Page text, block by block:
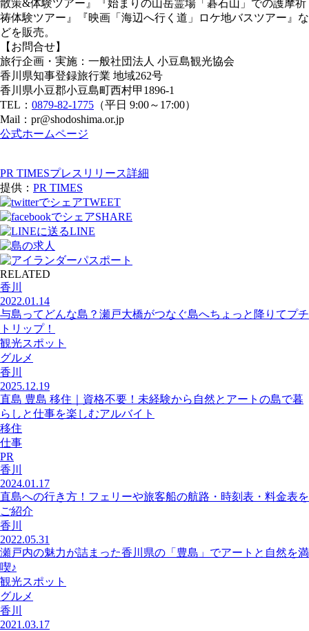
散策&体験ツアー』『始まりの山岳霊場「碁石山」での護摩祈
祷体験ツアー』『映画「海辺へ行く道」ロケ地バスツアー』な
どを販売。
【お問合せ】
旅行企画・実施：一般社団法人 小豆島観光協会
香川県知事登録旅行業 地域262号
香川県小豆郡小豆島町西村甲1896-1
TEL： 0879-82-1775 （平日 9:00～17:00）
Mail：pr@shodoshima.or.jp
公式ホームページ
PR TIMESプレスリリース詳細
提供： PR TIMES
TWEET
SHARE
LINE
RELATED
香川
2022.01.14
与島ってどんな島？瀬戸大橋がつなぐ島へちょっと降りてプチ
トリップ！
観光スポット
グルメ
香川
2025.12.19
直島 豊島 移住｜資格不要！未経験から自然とアートの島で暮
らしと仕事を楽しむアルバイト
移住
仕事
PR
香川
2024.01.17
直島への行き方！フェリーや旅客船の航路・時刻表・料金表を
ご紹介
香川
2022.05.31
瀬戸内の魅力が詰まった香川県の「豊島」でアートと自然を満
喫♪
観光スポット
グルメ
香川
2021.03.17